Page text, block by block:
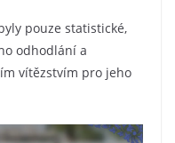
pouze statistické,
odhodlání a
vítězstvím pro jeho